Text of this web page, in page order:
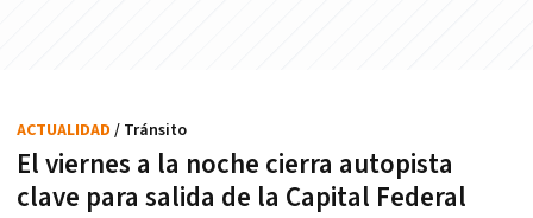
El viernes a la noche cierra autopista
clave para salida de la Capital Federal
ACTUALIDAD / Tránsito